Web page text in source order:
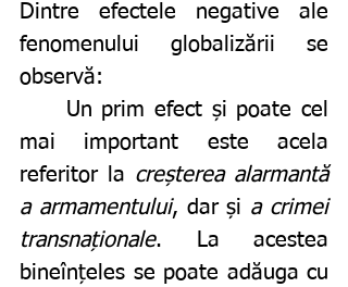
Dintre efectele negative ale
fenomenului globalizării se
observă:
mai important este acela
referitor la creșterea alarmantă
a armamentului, dar și a crimei
transnaționale. La acestea
bineînțeles se poate adăuga cu